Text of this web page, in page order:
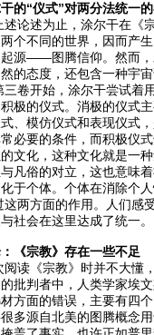
的“仪式”对两分法统一
述为止，涂尔干在《宗
个不同的世界，因而产
源——图腾信仰。然而，
的态度，还包含一种宇
开始，涂尔干尝试着用
极的仪式。消极的仪式
、模仿仪式和表现仪式
必要的条件，而积极仪
文化，这种文化就是一
凡俗的对立，这也意味
于个体。个体在消除个
方面的作用。人们感受
社会在这里达成了统一。
《宗教》存在一些不足
《宗教》时并不大懂，
批判者中，人类学家埃
方面的错误，主要有四
多源自北美的图腾概念